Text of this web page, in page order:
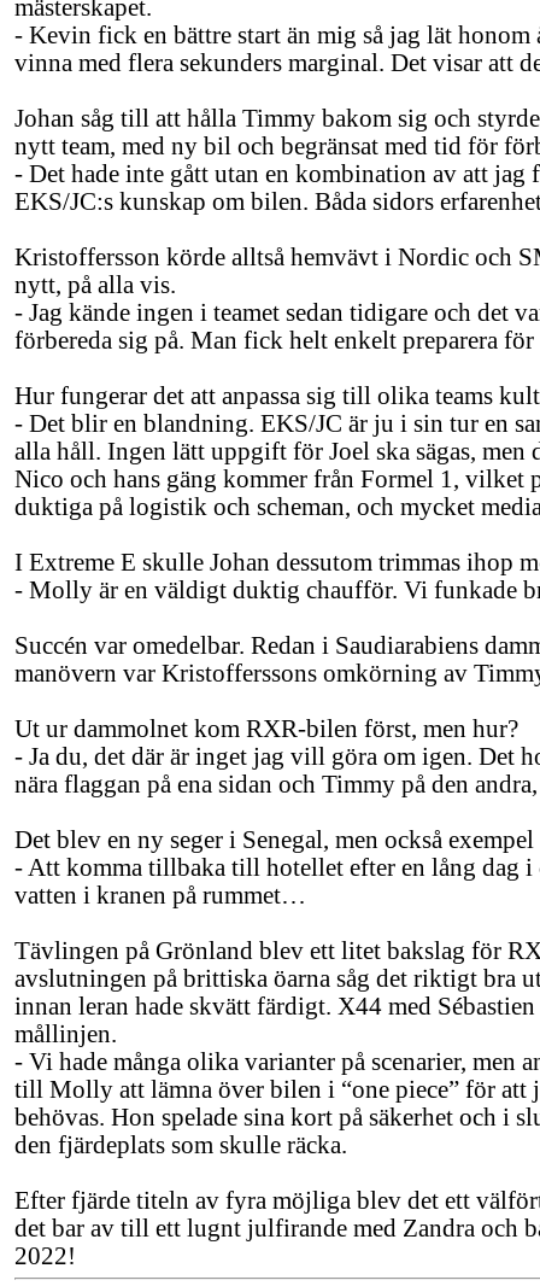
mästerskapet.
- Kevin fick en bättre start än mig så jag lät
vinna med flera sekunders marginal. Det visar att
Johan såg till att hålla Timmy bakom sig och
nytt team, med ny bil och begränsat med tid för
- Det hade inte gått utan en kombination av att
EKS/JC:s kunskap om bilen. Båda sidors
Kristoffersson körde alltså hemvävt i Nordic och
nytt, på alla vis.
- Jag kände ingen i teamet sedan tidigare och det
förbereda sig på. Man fick helt enkelt preparera för
Hur fungerar det att anpassa sig till olika teams
- Det blir en blandning. EKS/JC är ju i sin tur en
alla håll. Ingen lätt uppgift för Joel ska sägas,
Nico och hans gäng kommer från Formel 1, vilket
duktiga på logistik och scheman, och mycket
I Extreme E skulle Johan dessutom trimmas ihop
- Molly är en väldigt duktig chaufför. Vi funkade
Succén var omedelbar. Redan i Saudiarabiens
manövern var Kristofferssons omkörning av
Ut ur dammolnet kom RXR-bilen först, men hur?
- Ja du, det där är inget jag vill göra om igen. Det
nära flaggan på ena sidan och Timmy på den
Det blev en ny seger i Senegal, men också
- Att komma tillbaka till hotellet efter en lång dag i
vatten i kranen på rummet…
Tävlingen på Grönland blev ett litet bakslag för
avslutningen på brittiska öarna såg det riktigt bra
innan leran hade skvätt färdigt. X44 med
mållinjen.
- Vi hade många olika varianter på scenarier, men
till Molly att lämna över bilen i “one piece” för att
behövas. Hon spelade sina kort på säkerhet och i
den fjärdeplats som skulle räcka.
Efter fjärde titeln av fyra möjliga blev det ett
det bar av till ett lugnt julfirande med Zandra och
2022!